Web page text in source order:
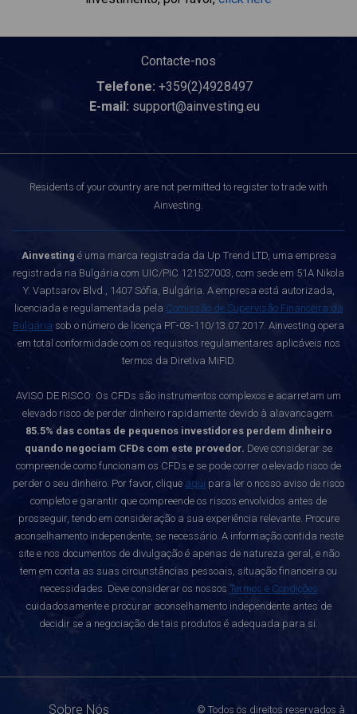
Contacte-nos
Telefone: +359(2)4928497
E-mail: support@ainvesting.eu
Residents of your country are not permitted to register to trade with
Ainvesting.
Ainvesting é uma marca registrada da Up Trend LTD, uma empresa
registrada na Bulgária com UIC/PIC 121527003, com sede em 51A Nikola
Y. Vaptsarov Blvd., 1407 Sófia, Bulgária. A empresa está autorizada,
licenciada e regulamentada pela Comissão de Supervisão Financeira da
Bulgária sob o número de licença РГ-03-110/13.07.2017. Ainvesting opera
em total conformidade com os requisitos regulamentares aplicáveis nos
termos da Diretiva MiFID.
AVISO DE RISCO: Os CFDs são instrumentos complexos e acarretam um
elevado risco de perder dinheiro rapidamente devido à alavancagem.
85.5% das contas de pequenos investidores perdem dinheiro
quando negociam CFDs com este provedor. Deve considerar se
compreende como funcionam os CFDs e se pode correr o elevado risco de
perder o seu dinheiro. Por favor, clique aqui para ler o nosso aviso de risco
completo e garantir que compreende os riscos envolvidos antes de
prosseguir, tendo em consideração a sua experiência relevante. Procure
aconselhamento independente, se necessário. A informação contida neste
site e nos documentos de divulgação é apenas de natureza geral, e não
tem em conta as suas circunstâncias pessoais, situação financeira ou
necessidades. Deve considerar os nossos Termos e Condições
cuidadosamente e procurar aconselhamento independente antes de
decidir se a negociação de tais produtos é adequada para si.
Sobre Nós © Todos os direitos reservados à